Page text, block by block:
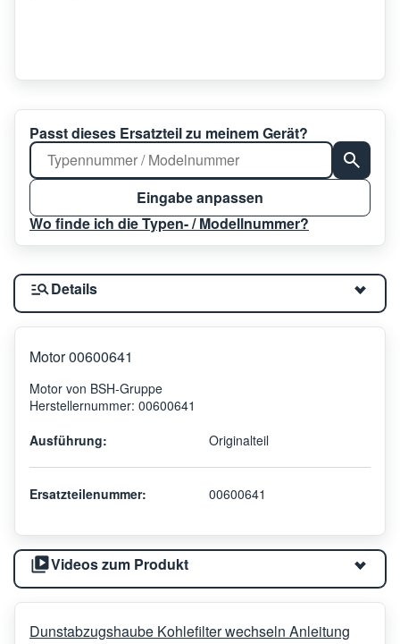
Passt dieses Ersatzteil zu meinem Gerät?
Eingabe anpassen
Wo finde ich die Typen- / Modellnummer?
Details
Motor 00600641
Motor von BSH-Gruppe
Herstellernummer: 00600641
Ausführung:
Originalteil
Ersatzteilenummer: 00600641
Videos zum Produkt
Dunstabzugshaube Kohlefilter wechseln Anleitung